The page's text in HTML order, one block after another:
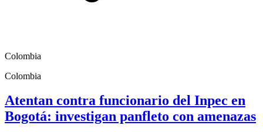
Colombia
Colombia
Atentan contra funcionario del Inpec en
Bogotá: investigan panfleto con amenazas